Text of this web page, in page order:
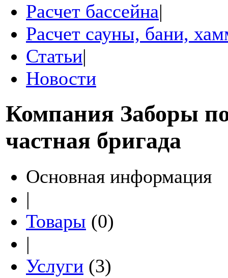
Расчет бассейна|
Расчет сауны, бани,
Статьи|
Новости
Компания Заборы
частная бригада
Основная информация
|
Товары (0)
|
Услуги (3)